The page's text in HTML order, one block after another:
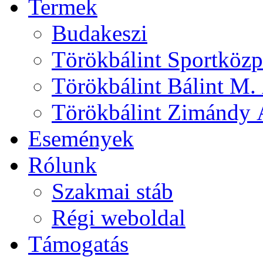
Termek
Budakeszi
Törökbálint
Törökbálint Bálint
Törökbálint Zimándy
Események
Rólunk
Szakmai stáb
Régi weboldal
Támogatás